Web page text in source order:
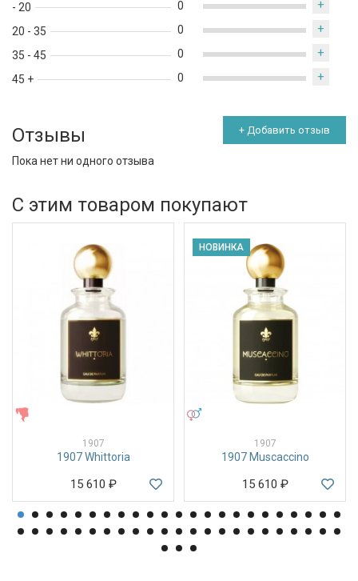
- 20
20 - 35
35 - 45
45 +
0 +
0 +
0 +
0 +
Отзывы + Добавить отзыв
Пока нет ни одного отзыва
С этим товаром покупают
1907
1907 Whittoria
15 610 ₽
НОВИНКА
1907
1907 Muscaccino
15 610 ₽